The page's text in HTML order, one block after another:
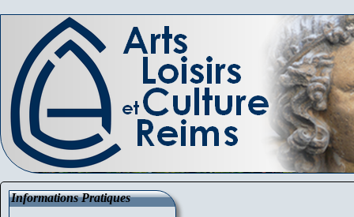
Informations Pratiques